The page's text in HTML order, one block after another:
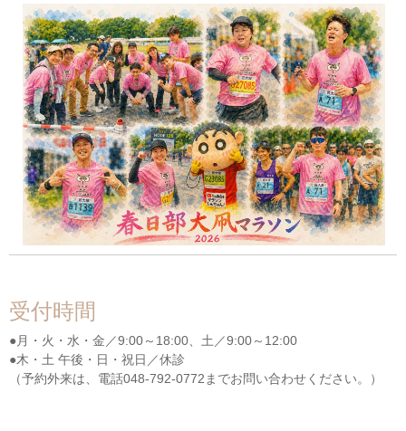
受付時間
●月・火・水・金／9:00～18:00、土／9:00～12:00
●木・土 午後・日・祝日／休診
（予約外来は、電話048-792-0772までお問い合わせください。）